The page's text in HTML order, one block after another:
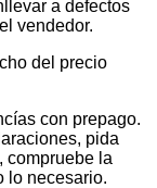
a defectos
vendedor.
del precio
con prepago.
pida
compruebe la
lo necesario.